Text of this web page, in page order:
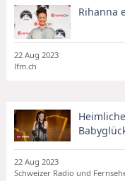
Rihanna
22 Aug 2023
lfm.ch
22 Aug 2023
Schweizer Radio und